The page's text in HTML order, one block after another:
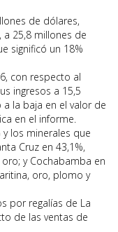
de dólares,
25,8 millones de
significó un 18%
con respecto al
ingresos a 15,5
la baja en el valor de
en el informe.
los minerales que
Cruz en 43,1%,
y Cochabamba en
oro, plomo y
por regalías de La
de las ventas de